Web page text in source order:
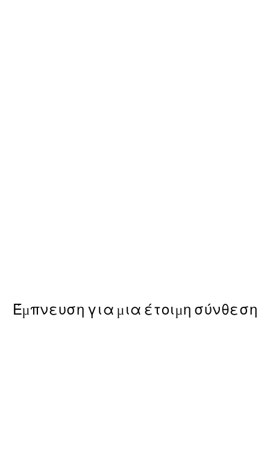
Έμπνευση για μια έτοιμη σύνθεση